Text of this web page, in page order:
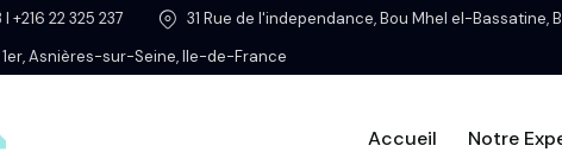
+216 22 325 237
31 Rue de l'independance, Bou Mhel el-Bassatine,
1er, Asnières-sur-Seine, Ile-de-France
Accueil Notre